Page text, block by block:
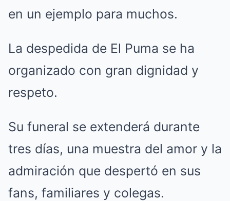
en un ejemplo para muchos.
La despedida de El Puma se ha
organizado con gran dignidad y
respeto.
Su funeral se extenderá durante
tres días, una muestra del amor y la
admiración que despertó en sus
fans, familiares y colegas.